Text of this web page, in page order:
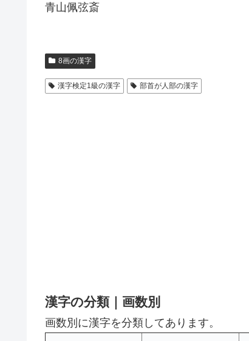
青山佩弦斎
8画の漢字
漢字検定1級の漢字 部首が人部の漢字
漢字の分類｜画数別
画数別に漢字を分類してあります。